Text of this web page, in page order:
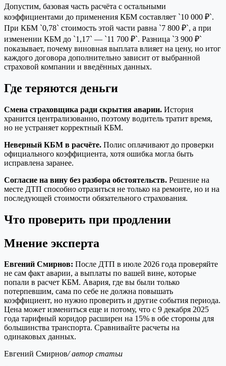
Допустим, базовая часть расчёта с остальными
коэффициентами до применения КБМ составляет `10 000 ₽`.
При КБМ `0,78` стоимость этой части равна `7 800 ₽`, а при
изменении КБМ до `1,17` — `11 700 ₽`. Разница `3 900 ₽`
показывает, почему виновная выплата влияет на цену, но итог
каждого договора дополнительно зависит от выбранной
страховой компании и введённых данных.
Где теряются деньги
Смена страховщика ради скрытия аварии. История
хранится централизованно, поэтому водитель тратит время,
но не устраняет корректный КБМ.
Неверный КБМ в расчёте. Полис оплачивают до проверки
официального коэффициента, хотя ошибка могла быть
исправлена заранее.
Согласие на вину без разбора обстоятельств. Решение на
месте ДТП способно отразиться не только на ремонте, но и на
последующей стоимости обязательного страхования.
Что проверить при продлении
Мнение эксперта
Евгений Смирнов: После ДТП в июле 2026 года проверяйте
не сам факт аварии, а выплаты по вашей вине, которые
попали в расчет КБМ. Авария, где вы были только
потерпевшим, сама по себе не должна повышать
коэффициент, но нужно проверить и другие события периода.
Цена может измениться еще и потому, что с 9 декабря 2025
года тарифный коридор расширен на 15% в обе стороны для
большинства транспорта. Сравнивайте расчеты на
одинаковых данных.
Евгений Смирнов/ автор статьи